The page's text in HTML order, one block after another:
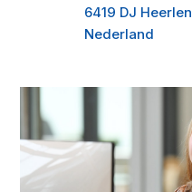
6419 DJ Heerlen
Nederland